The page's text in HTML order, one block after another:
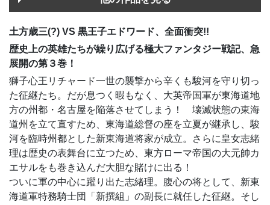
土方歳三(?) VS 黒王子エドワード、全面衝突!!
歴史上の英雄たちが繰り広げる極大ファンタジー戦記、急
展開の第３巻！
獅子心王リチャード一世の襲撃から辛くも駿河を守り切っ
た征継たち。だが息つく暇もなく、大英帝国軍が東海道地
方の州都・名古屋を陥落させてしまう！ 壊滅状態の東海
道州を立て直すため、東海道総督の座を立夏が継承し、駿
河を臨時州都とした新東海道将家が成立。さらに皇女志緒
理は歴史の表舞台に立つため、東方ローマ帝国の大元帥カ
エサルをも巻き込んだ大胆な賭けに出る！
ついに軍の中心に躍り出た志緒理。腹心の将として、新東
海道軍特務騎士団「新撰組」の副長に就任した征継。そし